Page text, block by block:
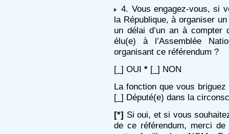
4. Vous engagez-vous, si
la République, à organiser
un délai d’un an à
élu(e) à l’Assemblée
organisant ce référendum ?
[_] OUI * [_] NON
La fonction que vous
[_] Député(e) dans la
[*] Si oui, et si vous
de ce référendum, merci